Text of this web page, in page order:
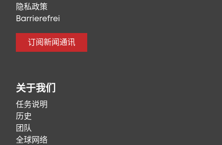
隐私政策
Barrierefrei
订阅新闻通讯
关于我们
任务说明
历史
团队
全球网络